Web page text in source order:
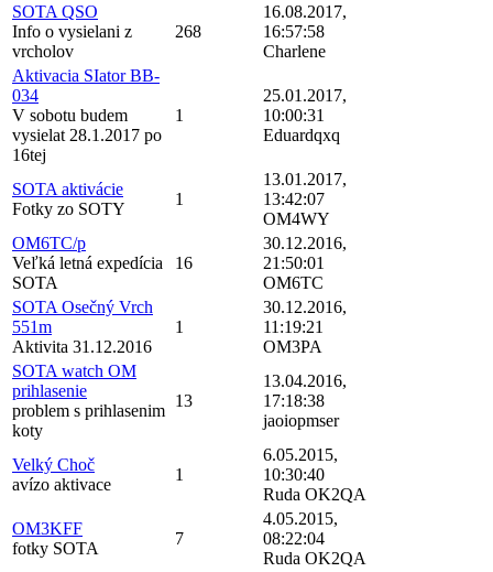
SOTA QSO
Info o vysielani z
vrcholov
268
16.08.2017,
16:57:58
Charlene
Aktivacia SIator BB-
034
V sobotu budem
vysielat 28.1.2017 po
16tej
1
25.01.2017,
10:00:31
Eduardqxq
SOTA aktivácie
Fotky zo SOTY
1
13.01.2017,
13:42:07
OM4WY
OM6TC/p
Veľká letná expedícia
SOTA
16
30.12.2016,
21:50:01
OM6TC
SOTA Osečný Vrch
551m
Aktivita 31.12.2016
1
30.12.2016,
11:19:21
OM3PA
SOTA watch OM
prihlasenie
problem s prihlasenim
koty
13
13.04.2016,
17:18:38
jaoiopmser
Velký Choč
avízo aktivace
1
6.05.2015,
10:30:40
Ruda OK2QA
OM3KFF
fotky SOTA
7
4.05.2015,
08:22:04
Ruda OK2QA